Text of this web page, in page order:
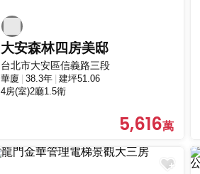
大安森林四房美邸
台北市大安區信義路三段
華廈 38.3年 建坪51.06
4房(室)2廳1.5衛
5,616